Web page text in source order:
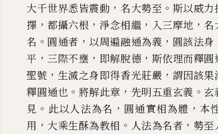
大千世界悉皆震動 ， 名大勢至 。 斯以威力
擇 ， 都攝六根 ， 淨念相繼 ， 入三摩地 ，名
名 。 圓通者 ， 以周遍融通為義 ， 圓該法身
平 ， 三際不壅 ， 即解脫德 ， 斯依理而釋圓
聖號 ， 生滅之身即得香光莊嚴 ， 謂因該果
釋圓通也 。 將解此章 ， 先明五重玄義 。 玄
見 。 此以人法為名 ， 圓通實相為體 ，本
用 ， 大乘生酥為教相 。 人法為名者 ， 勢至